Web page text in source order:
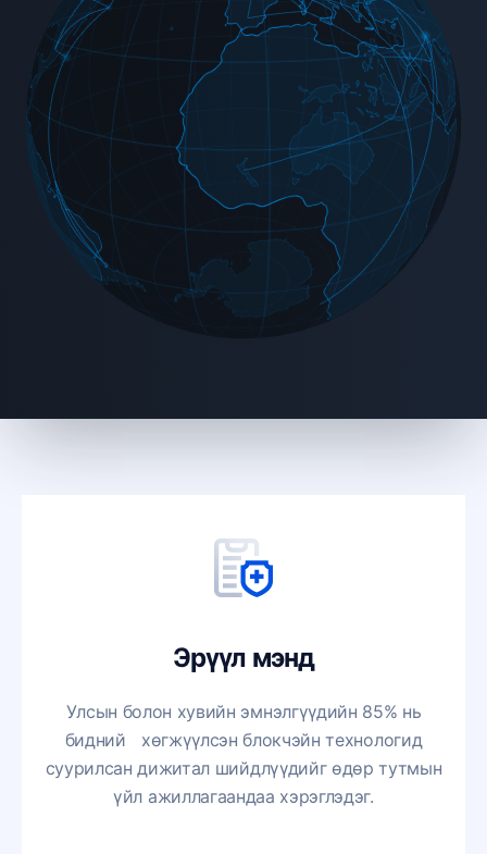
Эрүүл мэнд
Улсын болон хувийн эмнэлгүүдийн 85% нь
бидний хөгжүүлсэн блокчэйн технологид
суурилсан дижитал шийдлүүдийг өдөр тутмын
үйл ажиллагаандаа хэрэглэдэг.